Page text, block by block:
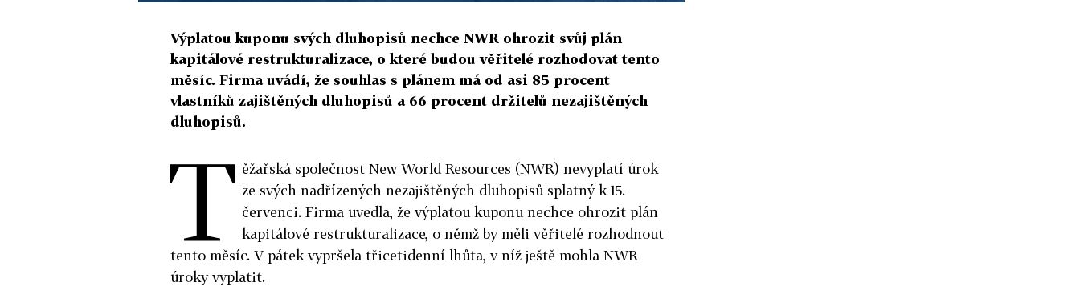
Výplatou kuponu svých dluhopisů nechce NWR ohrozit svůj plán
kapitálové restrukturalizace, o které budou věřitelé rozhodovat tento
měsíc. Firma uvádí, že souhlas s plánem má od asi 85 procent
vlastníků zajištěných dluhopisů a 66 procent držitelů nezajištěných
dluhopisů.
T ěžařská společnost New World Resources (NWR) nevyplatí úrok
ze svých nadřízených nezajištěných dluhopisů splatný k 15.
červenci. Firma uvedla, že výplatou kuponu nechce ohrozit plán
kapitálové restrukturalizace, o němž by měli věřitelé rozhodnout
tento měsíc. V pátek vypršela třicetidenní lhůta, v níž ještě mohla NWR
úroky vyplatit.